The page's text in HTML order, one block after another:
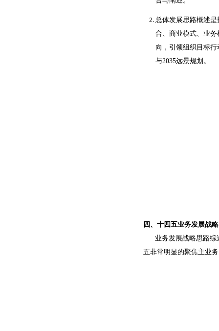
总体发展思路概述
合、商业模式、业
向，引领组织目标
与2035远景规划。
四、十四五业务发展战略
业务发展战略思路综
五非常明显的聚焦主业